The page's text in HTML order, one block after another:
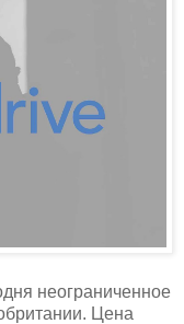
неограниченное
Цена